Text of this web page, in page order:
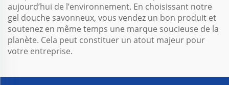
aujourd’hui de l’environnement. En choisissant notre
gel douche savonneux, vous vendez un bon produit et
soutenez en même temps une marque soucieuse de la
planète. Cela peut constituer un atout majeur pour
votre entreprise.